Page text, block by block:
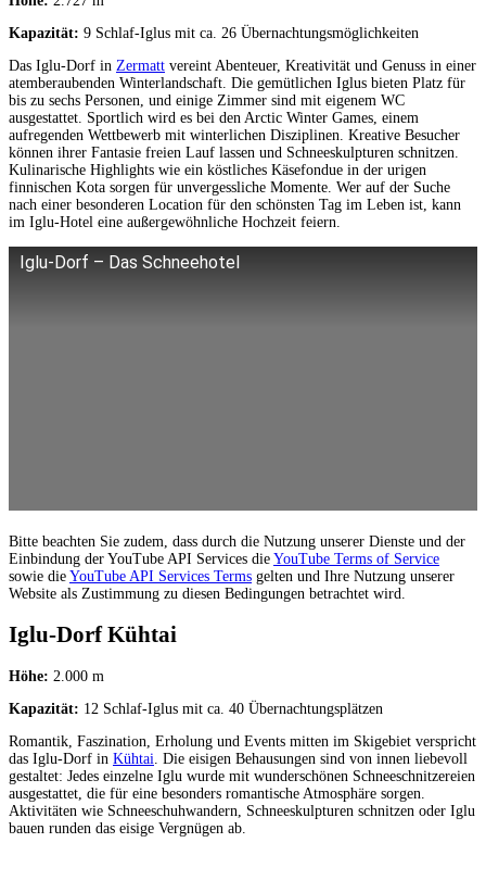
Kapazität: 9 Schlaf-Iglus mit ca. 26 Übernachtungsmöglichkeiten
Das Iglu-Dorf in Zermatt vereint Abenteuer, Kreativität und Genuss in einer
atemberaubenden Winterlandschaft. Die gemütlichen Iglus bieten Platz für
bis zu sechs Personen, und einige Zimmer sind mit eigenem WC
ausgestattet. Sportlich wird es bei den Arctic Winter Games, einem
aufregenden Wettbewerb mit winterlichen Disziplinen. Kreative Besucher
können ihrer Fantasie freien Lauf lassen und Schneeskulpturen schnitzen.
Kulinarische Highlights wie ein köstliches Käsefondue in der urigen
finnischen Kota sorgen für unvergessliche Momente. Wer auf der Suche
nach einer besonderen Location für den schönsten Tag im Leben ist, kann
im Iglu-Hotel eine außergewöhnliche Hochzeit feiern.
Iglu-Dorf – Das Schneehotel
Bitte beachten Sie zudem, dass durch die Nutzung unserer Dienste und der
Einbindung der YouTube API Services die YouTube Terms of Service
sowie die YouTube API Services Terms gelten und Ihre Nutzung unserer
Website als Zustimmung zu diesen Bedingungen betrachtet wird.
Iglu-Dorf Kühtai
Höhe: 2.000 m
Kapazität: 12 Schlaf-Iglus mit ca. 40 Übernachtungsplätzen
Romantik, Faszination, Erholung und Events mitten im Skigebiet verspricht
das Iglu-Dorf in Kühtai . Die eisigen Behausungen sind von innen liebevoll
gestaltet: Jedes einzelne Iglu wurde mit wunderschönen Schneeschnitzereien
ausgestattet, die für eine besonders romantische Atmosphäre sorgen.
Aktivitäten wie Schneeschuhwandern, Schneeskulpturen schnitzen oder Iglu
bauen runden das eisige Vergnügen ab.